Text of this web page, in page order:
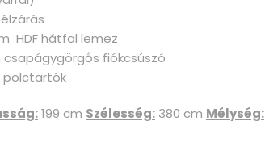
élzárás
HDF hátfal lemez
csapágygörgős fiókcsúszó
polctartók
199 cm Szélesség: 380 cm Mélység: